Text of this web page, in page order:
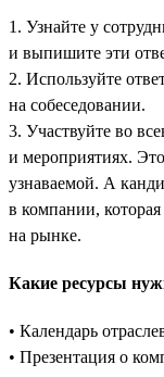
1. Узнайте у
и выпишите эти
2. Используйте
на собеседовании.
3. Участвуйте во
и мероприятиях.
узнаваемой. А
в компании,
на рынке.
Какие ресурсы
• Календарь
• Презентация о